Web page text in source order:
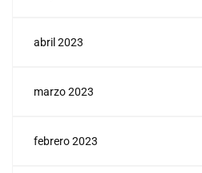
abril 2023
marzo 2023
febrero 2023